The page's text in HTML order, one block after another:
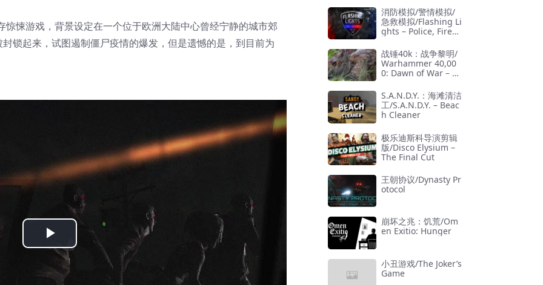
悚游戏，背景设定在一个位于欧洲大陆中心曾经宁静的城市郊
锁起来，试图遏制僵尸疫情的爆发，但是遗憾的是，到目前为
Play
Video
消防模拟/警情模拟/
急救模拟/Flashing Li
ghts – Police, Firefi
Services Simulator
战锤40k：战争黎明/
Warhammer 40,00
0: Dawn of War – D
S.A.N.D.Y.：海滩清洁
工/S.A.N.D.Y. – Beac
h Cleaner
极乐迪斯科导演剪辑
版/Disco Elysium –
The Final Cut
王朝协议/Dynasty Pr
otocol
崩坏之兆：饥荒/Om
en Exitio: Hunger
小丑游戏/The Joker’s
Game